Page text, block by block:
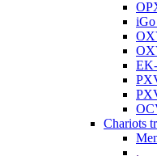
Chariots
.